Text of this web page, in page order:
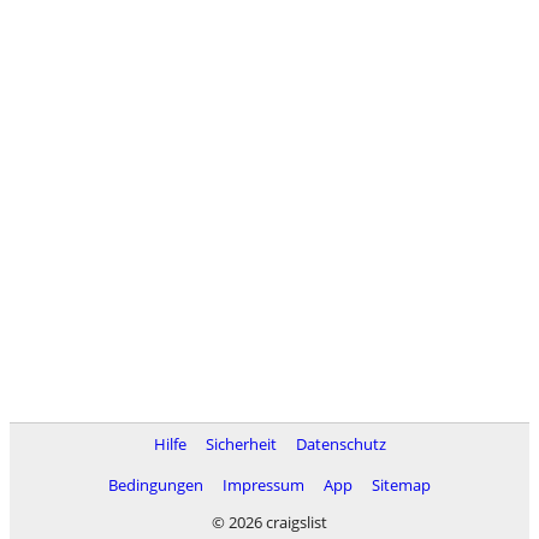
Hilfe Sicherheit
Datenschutz
Bedingungen
Impressum App
Sitemap
© 2026 craigslist